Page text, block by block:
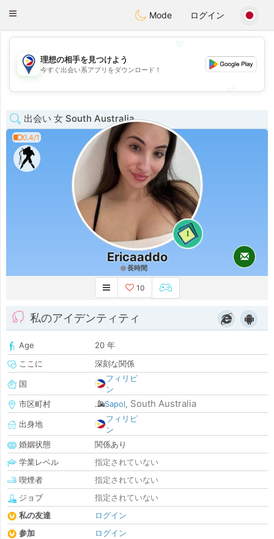
PhilippinesChat
Toggle
Mode ログイン
💖
💕
理想の相手を見つけよう
今すぐ出会い系アプリをダウンロード！
出会い 女 South Australia
0.4/1
1
Ericaaddo
長時間
10
私のアイデンティティ
Age
20 年
ここに
深刻な関係
国
フィリピ
ン
市区町村
Sapol, South Australia
出身地
フィリピ
ン
婚姻状態
関係あり
学業レベル
指定されていない
喫煙者
指定されていない
ジョブ
指定されていない
私の友達
ログイン
参加
ログイン